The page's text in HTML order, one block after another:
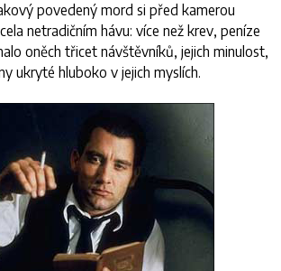
povedený mord si před kamerou
netradičním hávu: více než krev, peníze
oněch třicet návštěvníků, jejich minulost,
ukryté hluboko v jejich myslích.